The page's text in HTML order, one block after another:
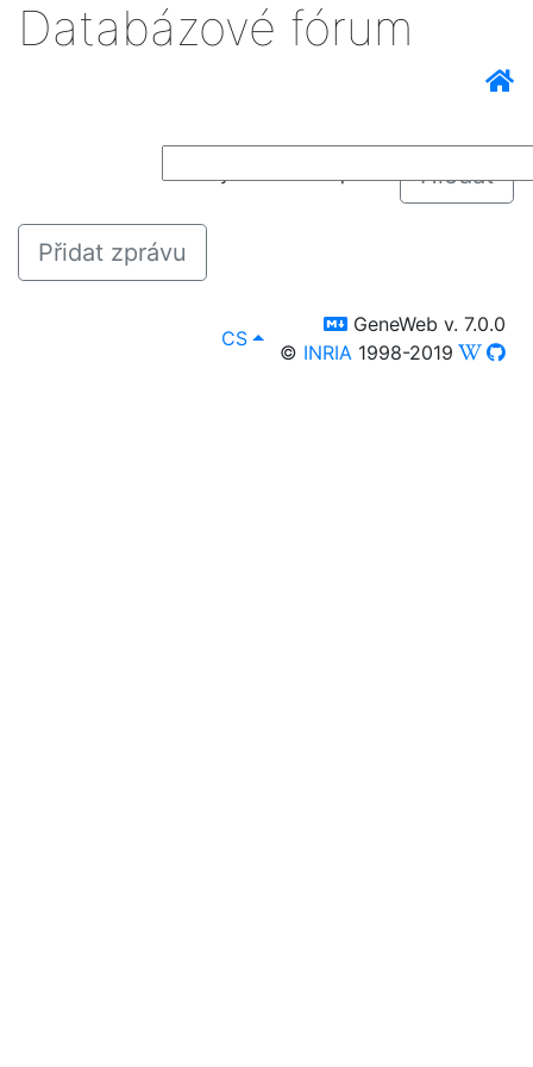
Databázové fórum
Hledat
Přidat zprávu
lang
CS, Zvolte jazyk pro prohlížení
switch to templm
GeneWeb v. 7.0.0
© INRIA 1998-2019